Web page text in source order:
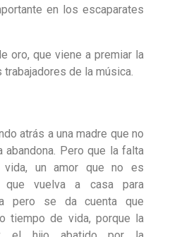
en los escaparates
oro, que viene a premiar la
de la música.
atrás a una madre que no
Pero que la falta
un amor que no es
que vuelva a casa para
pero se da cuenta que
tiempo de vida, porque la